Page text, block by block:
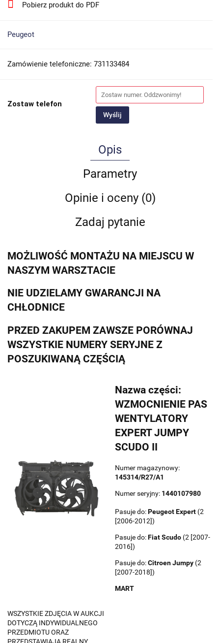
Pobierz produkt do PDF
Peugeot
Zamówienie telefoniczne: 731133484
Zostaw telefon
Wyślij
Opis
Parametry
Opinie i oceny (0)
Zadaj pytanie
MOŻLIWOŚĆ MONTAŻU NA MIEJSCU W
NASZYM WARSZTACIE
NIE UDZIELAMY GWARANCJI NA
CHŁODNICE
PRZED ZAKUPEM ZAWSZE PORÓWNAJ
WSZYSTKIE NUMERY SERYJNE Z
POSZUKIWANĄ CZĘŚCIĄ
Nazwa części:
WZMOCNIENIE PAS
WENTYLATORY
EXPERT JUMPY
SCUDO II
Numer magazynowy:
145314/R27/A1
Numer seryjny: 1440107980
Pasuje do:PeugeotExpert (2
[2006-2012])
Pasuje do:FiatScudo (2 [2007-
2016])
Pasuje do:CitroenJumpy (2
[2007-2018])
MART
WSZYSTKIE ZDJĘCIA W AUKCJI
DOTYCZĄ INDYWIDUALNEGO
PRZEDMIOTU ORAZ